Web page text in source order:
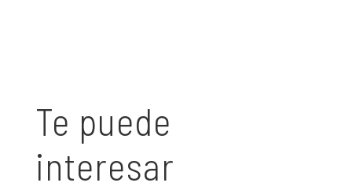
Te puede
interesar